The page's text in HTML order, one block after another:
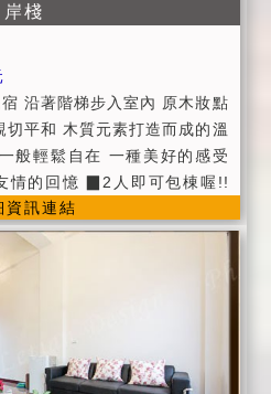
廚房及二樓不開放） →一樓
棟房客免費提供娛樂室可使
吧檯）非包棟人數須達13人
費用為500元可用至早上八點
消已預約之娛樂室，視為旅客
求退費及任何補償。 →使用烤
每人50元場地費。不含食材
立式烤肉架（含兩個拋棄式
止放煙火 、烹煮食物、丟擲
您電話訂房完成後，請務必於
的轉帳或匯款，逾期視同自動
務必註明訂房日期、欲訂之房
→收到後本民宿會以相同方
岸棧
沿著階梯步入室內 原木妝點
切平和 木質元素打造而成的溫
般輕鬆自在 一種美好的感受
情的回憶 ▉2人即可包棟喔!!
節/定價家人1000 ▉平日：週
六 ▉定價：春節及連續假日
(0~6歲不佔床酌收400元) 只
液晶電視 ▉「詩芙儂」高級
壺 ▉有線電視頻道 ▉wifi上
資訊連結